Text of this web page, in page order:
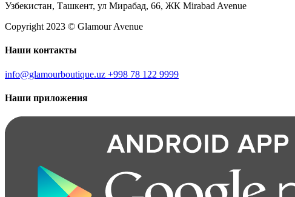
Узбекистан, Ташкент, ул Мирабад, 66, ЖК Mirabad Avenue
Copyright 2023 © Glamour Avenue
Наши контакты
info@glamourboutique.uz +998 78 122 9999
Наши приложения